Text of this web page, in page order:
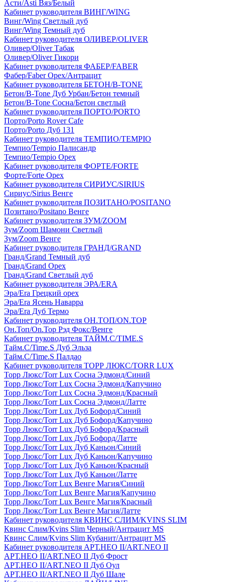
Асти/Asti Вяз/Белый
Кабинет руководителя ВИНГ/WING
Винг/Wing Светлый дуб
Винг/Wing Темный дуб
Кабинет руководителя ОЛИВЕР/OLIVER
Оливер/Oliver Табак
Оливер/Oliver Гикори
Кабинет руководителя ФАБЕР/FABER
Фабер/Faber Орех/Антрацит
Кабинет руководителя БЕТОН/B-TONE
Бетон/B-Tone Дуб Урбан/Бетон темный
Бетон/B-Tone Сосна/Бетон светлый
Кабинет руководителя ПОРТО/PORTO
Порто/Porto Rover Cafe
Порто/Porto Дуб 131
Кабинет руководителя ТЕМПИО/TEMPIO
Темпио/Tempio Палисандр
Темпио/Tempio Орех
Кабинет руководителя ФОРТЕ/FORTE
Форте/Forte Орех
Кабинет руководителя СИРИУС/SIRIUS
Сириус/Sirius Венге
Кабинет руководителя ПОЗИТАНО/POSITANO
Позитано/Positano Венге
Кабинет руководителя ЗУМ/ZOOM
Зум/Zoom Шамони Светлый
Зум/Zoom Венге
Кабинет руководителя ГРАНД/GRAND
Гранд/Grand Темный дуб
Гранд/Grand Орех
Гранд/Grand Светлый дуб
Кабинет руководителя ЭРА/ERA
Эра/Era Грецкий орех
Эра/Era Ясень Наварра
Эра/Era Дуб Термо
Кабинет руководителя ОН.ТОП/ON.TOP
Он.Топ/On.Top Рэд Фокс/Венге
Кабинет руководителя ТАЙМ.С/TIME.S
Тайм.С/Time.S Дуб Эльза
Тайм.С/Time.S Палдао
Кабинет руководителя ТОРР ЛЮКС/TORR LUX
Торр Люкс/Torr Lux Сосна Эдмонд/Синий
Торр Люкс/Torr Lux Сосна Эдмонд/Капучино
Торр Люкс/Torr Lux Сосна Эдмонд/Красный
Торр Люкс/Torr Lux Сосна Эдмонд/Латте
Торр Люкс/Torr Lux Дуб Бофорд/Синий
Торр Люкс/Torr Lux Дуб Бофорд/Капучино
Торр Люкс/Torr Lux Дуб Бофорд/Красный
Торр Люкс/Torr Lux Дуб Бофорд/Латте
Торр Люкс/Torr Lux Дуб Каньон/Синий
Торр Люкс/Torr Lux Дуб Каньон/Капучино
Торр Люкс/Torr Lux Дуб Каньон/Красный
Торр Люкс/Torr Lux Дуб Каньон/Латте
Торр Люкс/Torr Lux Венге Магия/Синий
Торр Люкс/Torr Lux Венге Магия/Капучино
Торр Люкс/Torr Lux Венге Магия/Красный
Торр Люкс/Torr Lux Венге Магия/Латте
Кабинет руководителя КВИНС СЛИМ/KVINS SLIM
Квинс Слим/Kvins Slim Черный/Антрацит MS
Квинс Слим/Kvins Slim Кубанит/Антрацит MS
Кабинет руководителя АРТ.НЕО II/ART.NEO II
АРТ.НЕО II/ART.NEO II Дуб Фрост
АРТ.НЕО II/ART.NEO II Дуб Оул
АРТ.НЕО II/ART.NEO II Дуб Шале